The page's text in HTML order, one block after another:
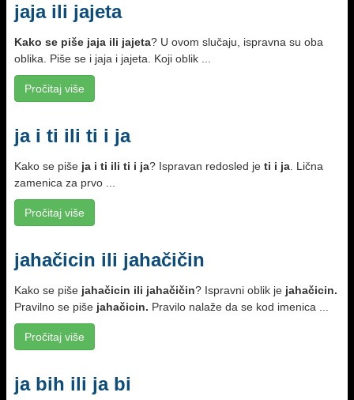
jaja ili jajeta
Kako se piše jaja ili jajeta? U ovom slučaju, ispravna su oba
oblika. Piše se i jaja i jajeta. Koji oblik ...
Pročitaj više
ja i ti ili ti i ja
Kako se piše ja i ti ili ti i ja? Ispravan redosled je ti i ja . Lična
zamenica za prvo ...
Pročitaj više
jahačicin ili jahačičin
Kako se piše jahačicin ili jahačičin? Ispravni oblik je jahačicin.
Pravilno se piše jahačicin. Pravilo nalaže da se kod imenica ...
Pročitaj više
ja bih ili ja bi